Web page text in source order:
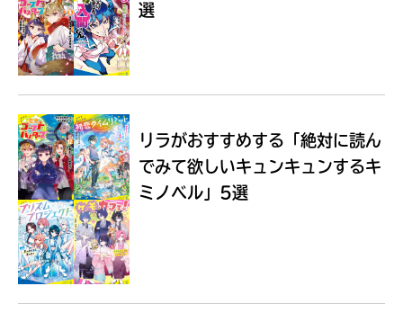
Loading...
選
リラがおすすめする 「絶対に読ん
でみて欲しいキュンキュンするキ
ミノベル」5選